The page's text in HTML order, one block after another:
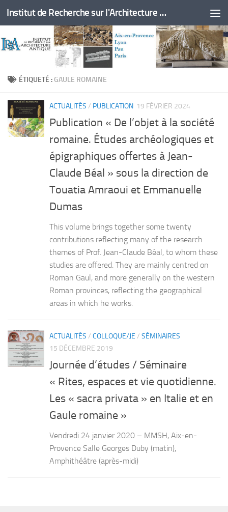
Skip to content Institut de Recherche sur l'Architecture Antique
ÉTIQUETÉ : GAULE ROMAINE
ACTUALITÉS / PUBLICATION 19 FÉVRIER 2024
Publication « De l’objet à la société
romaine. Études archéologiques et
épigraphiques offertes à Jean-
Claude Béal » sous la direction de
Touatia Amraoui et Emmanuelle
Dumas
This volume brings together some twenty
contributions reflecting many of the research
themes of Prof. Jean-Claude Béal, to whom these
studies are offered. They are mainly centred on
Roman Gaul, and more generally on the western
Roman provinces, reflecting the geographical
areas in which he works.
ACTUALITÉS / COLLOQUE/JE / SÉMINAIRES
15 DÉCEMBRE 2019
Journée d’études / Séminaire
« Rites, espaces et vie quotidienne.
Les « sacra privata » en Italie et en
Gaule romaine »
Vendredi 24 janvier 2020 – MMSH, Aix-en-
Provence Salle Georges Duby (matin),
Amphithéâtre (après-midi)